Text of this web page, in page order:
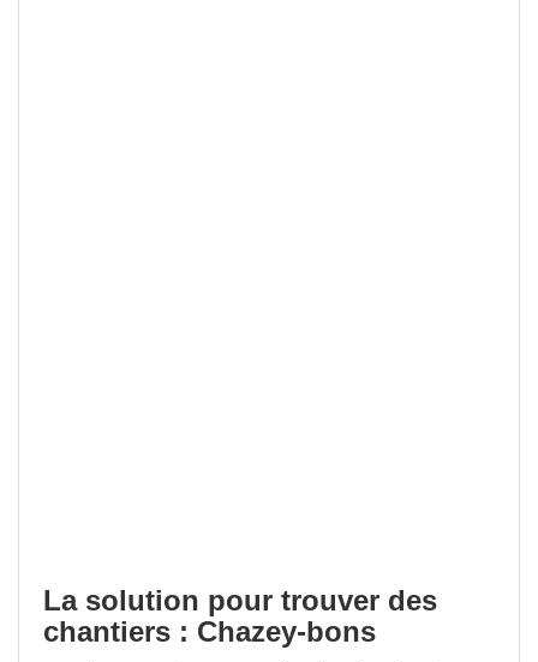
La solution pour trouver des
chantiers : Chazey-bons